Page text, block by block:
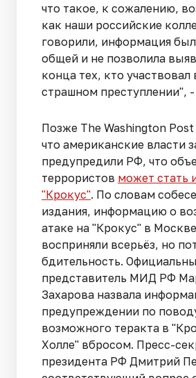
что такое, к сожалению,
как наши российские
говорили, информация
общей и не позволила
конца тех, кто участвовал
страшном преступлении", -
Позже The Washington
что американские власти
предупредили РФ, что
террористов может стать
"Крокус". По словам
издания, информацию о
атаке на "Крокус" в
восприняли всерьёз, но
бдительность.
представитель МИД РФ
Захарова назвала
предупреждении по
возможного теракта в
Холле" вбросом. Пресс-
президента РФ Дмитрий